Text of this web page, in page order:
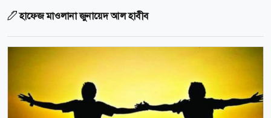
হাফেজ মাওলানা জুনায়েদ আল হাবীব